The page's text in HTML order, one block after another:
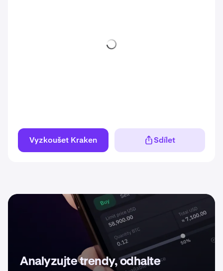
Vyzkoušet Kraken Sdílet
Analyzujte trendy, odhalte